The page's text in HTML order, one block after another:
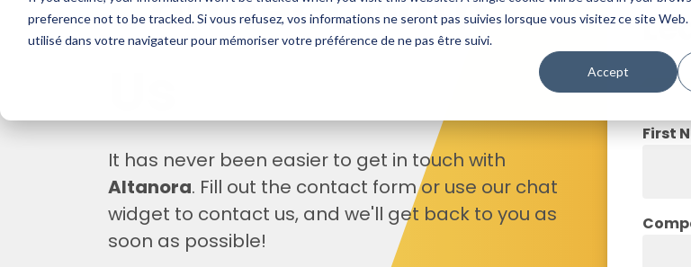
preference not to be tracked. Si vous refusez, vos informations ne seront pas suivies lorsque vous visitez ce site Web.
utilisé dans votre navigateur pour mémoriser votre préférence de ne pas être suivi.
Accept
It has never been easier to get in touch with
Altanora. Fill out the contact form or use our chat
widget to contact us, and we'll get back to you as
soon as possible!
First